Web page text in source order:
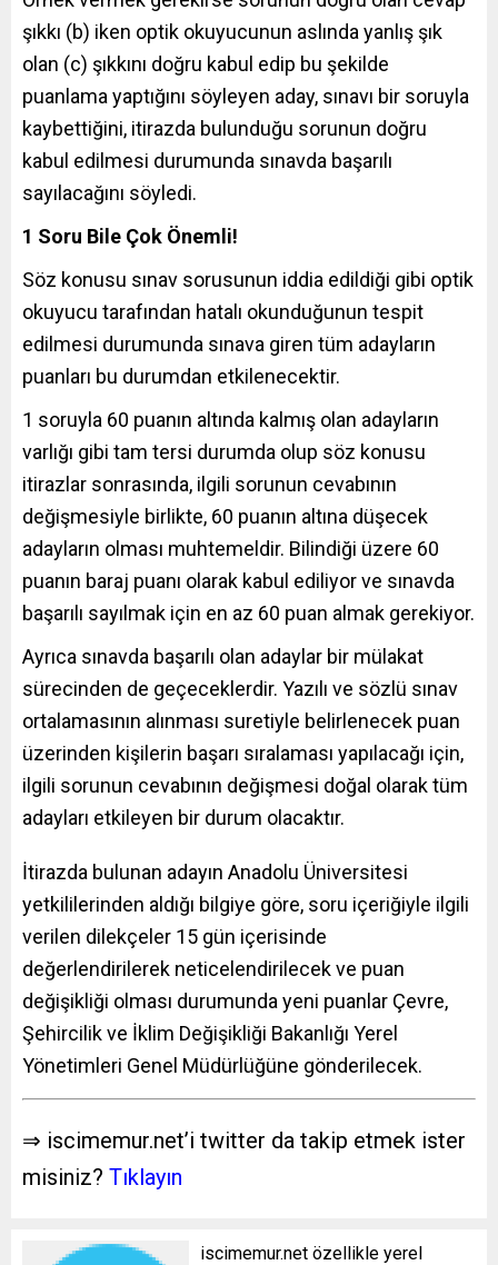
şıkkı (b) iken optik okuyucunun aslında yanlış şık
olan (c) şıkkını doğru kabul edip bu şekilde
puanlama yaptığını söyleyen aday, sınavı bir soruyla
kaybettiğini, itirazda bulunduğu sorunun doğru
kabul edilmesi durumunda sınavda başarılı
sayılacağını söyledi.
1 Soru Bile Çok Önemli!
Söz konusu sınav sorusunun iddia edildiği gibi optik
okuyucu tarafından hatalı okunduğunun tespit
edilmesi durumunda sınava giren tüm adayların
puanları bu durumdan etkilenecektir.
1 soruyla 60 puanın altında kalmış olan adayların
varlığı gibi tam tersi durumda olup söz konusu
itirazlar sonrasında, ilgili sorunun cevabının
değişmesiyle birlikte, 60 puanın altına düşecek
adayların olması muhtemeldir. Bilindiği üzere 60
puanın baraj puanı olarak kabul ediliyor ve sınavda
başarılı sayılmak için en az 60 puan almak gerekiyor.
Ayrıca sınavda başarılı olan adaylar bir mülakat
sürecinden de geçeceklerdir. Yazılı ve sözlü sınav
ortalamasının alınması suretiyle belirlenecek puan
üzerinden kişilerin başarı sıralaması yapılacağı için,
ilgili sorunun cevabının değişmesi doğal olarak tüm
adayları etkileyen bir durum olacaktır.
İtirazda bulunan adayın Anadolu Üniversitesi
yetkililerinden aldığı bilgiye göre, soru içeriğiyle ilgili
verilen dilekçeler 15 gün içerisinde
değerlendirilerek neticelendirilecek ve puan
değişikliği olması durumunda yeni puanlar Çevre,
Şehircilik ve İklim Değişikliği Bakanlığı Yerel
Yönetimleri Genel Müdürlüğüne gönderilecek.
⇒ iscimemur.net’i twitter da takip etmek ister
misiniz? Tıklayın
iscimemur.net özellikle yerel